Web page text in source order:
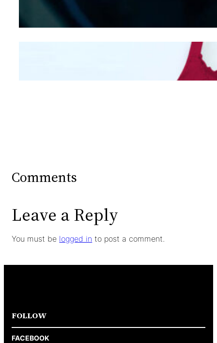
Mengintip Kepribadian
Wanita Dari Warna Bra
Comments
Leave a Reply
You must be logged in to post a comment.
FOLLOW
FACEBOOK